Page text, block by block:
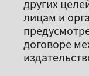
других
лицам и
договоре